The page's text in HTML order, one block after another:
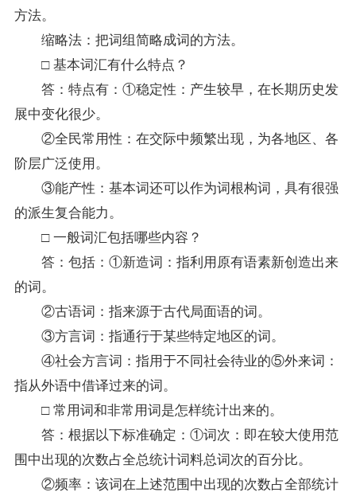
方法。
缩略法：把词组简略成词的方法。
□ 基本词汇有什么特点？
答：特点有：①稳定性：产生较早，在长期历史发
展中变化很少。
②全民常用性：在交际中频繁出现，为各地区、各
阶层广泛使用。
③能产性：基本词还可以作为词根构词，具有很强
的派生复合能力。
□ 一般词汇包括哪些内容？
答：包括：①新造词：指利用原有语素新创造出来
的词。
②古语词：指来源于古代局面语的词。
③方言词：指通行于某些特定地区的词。
④社会方言词：指用于不同社会待业的⑤外来词：
指从外语中借译过来的词。
□ 常用词和非常用词是怎样统计出来的。
答：根据以下标准确定：①词次：即在较大使用范
围中出现的次数占全总统计词料总词次的百分比。
②频率：该词在上述范围中出现的次数占全部统计